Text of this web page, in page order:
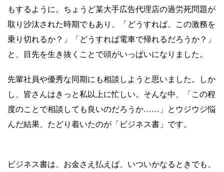
もするように。ちょうど某大手広告代理店の過労死問題が
取り沙汰された時期でもあり、「どうすれば、この激務を
乗り切れるか？」「どうすれば電車で帰れるだろうか？」
と、目先を生き抜くことで頭がいっぱいになりました。
先輩社員や優秀な同期にも相談しようと思いました。しか
し、皆さんはきっと私以上に忙しい。そんな中、「この程
度のことで相談しても良いのだろうか……」とウジウジ悩
んだ結果、たどり着いたのが「ビジネス書」です。
ビジネス書は、お金さえ払えば、いついかなるときでも、